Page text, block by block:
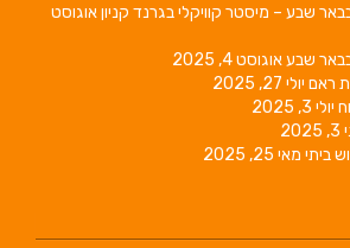
שבע – מיסטר קוויקלי בגרנד קניוןאוגוסט
שבעאוגוסט 4, 2025
ראם יולי 27, 2025
יולי 3, 2025
ביתי מאי 25, 2025